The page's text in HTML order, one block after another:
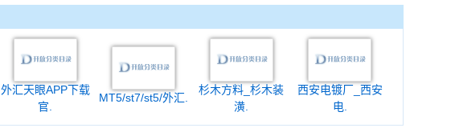
外汇天眼APP下载
官.
MT5/st7/st5/外汇.
杉木方料_杉木装
潢.
西安电镀厂_西安
电.